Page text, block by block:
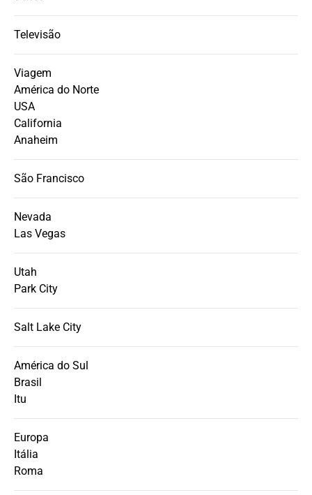
Televisão
Viagem
América do Norte
USA
California
Anaheim
São Francisco
Nevada
Las Vegas
Utah
Park City
Salt Lake City
América do Sul
Brasil
Itu
Europa
Itália
Roma